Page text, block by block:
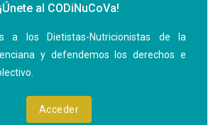
¡Únete al CODiNuCoVa!
a los Dietistas-Nutricionistas de la
y defendemos los derechos e
Acceder